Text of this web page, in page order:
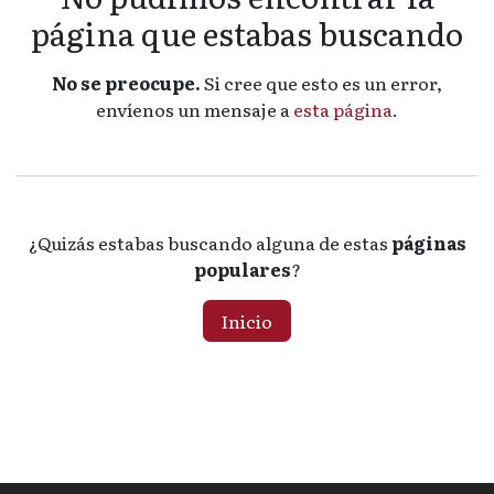
página que estabas buscando
No se preocupe.Si cree que esto es un error,
envíenos un mensaje aesta página.
¿Quizás estabas buscando alguna de estas páginas
populares?
Inicio